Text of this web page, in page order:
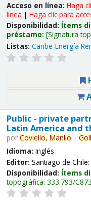
Acceso en línea: Haga
línea | Haga clic para
Disponibilidad: Ítems
préstamo: Signatura
Listas: Caribe-Energía
Public - private
Latin America and
por Coviello, Manlio |
Idioma: Inglés
Editor: Santiago de Chile:
Disponibilidad: Ítems
topográfica: 333.793/